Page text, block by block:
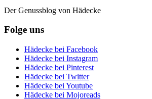
Der Genussblog von Hädecke
Folge uns
Hädecke bei Facebook
Hädecke bei Instagram
Hädecke bei Pinterest
Hädecke bei Twitter
Hädecke bei Youtube
Hädecke bei Mojoreads